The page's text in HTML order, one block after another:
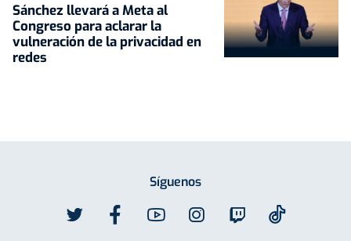
Sánchez llevará a Meta al
Congreso para aclarar la
vulneración de la privacidad en
redes
Síguenos